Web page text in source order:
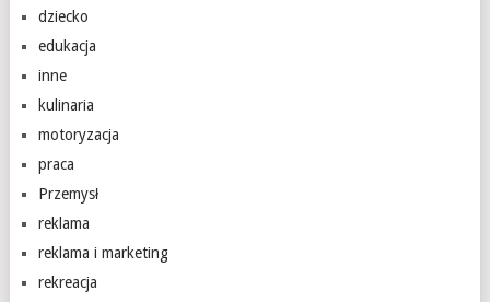
dziecko
edukacja
inne
kulinaria
motoryzacja
praca
Przemysł
reklama
reklama i marketing
rekreacja